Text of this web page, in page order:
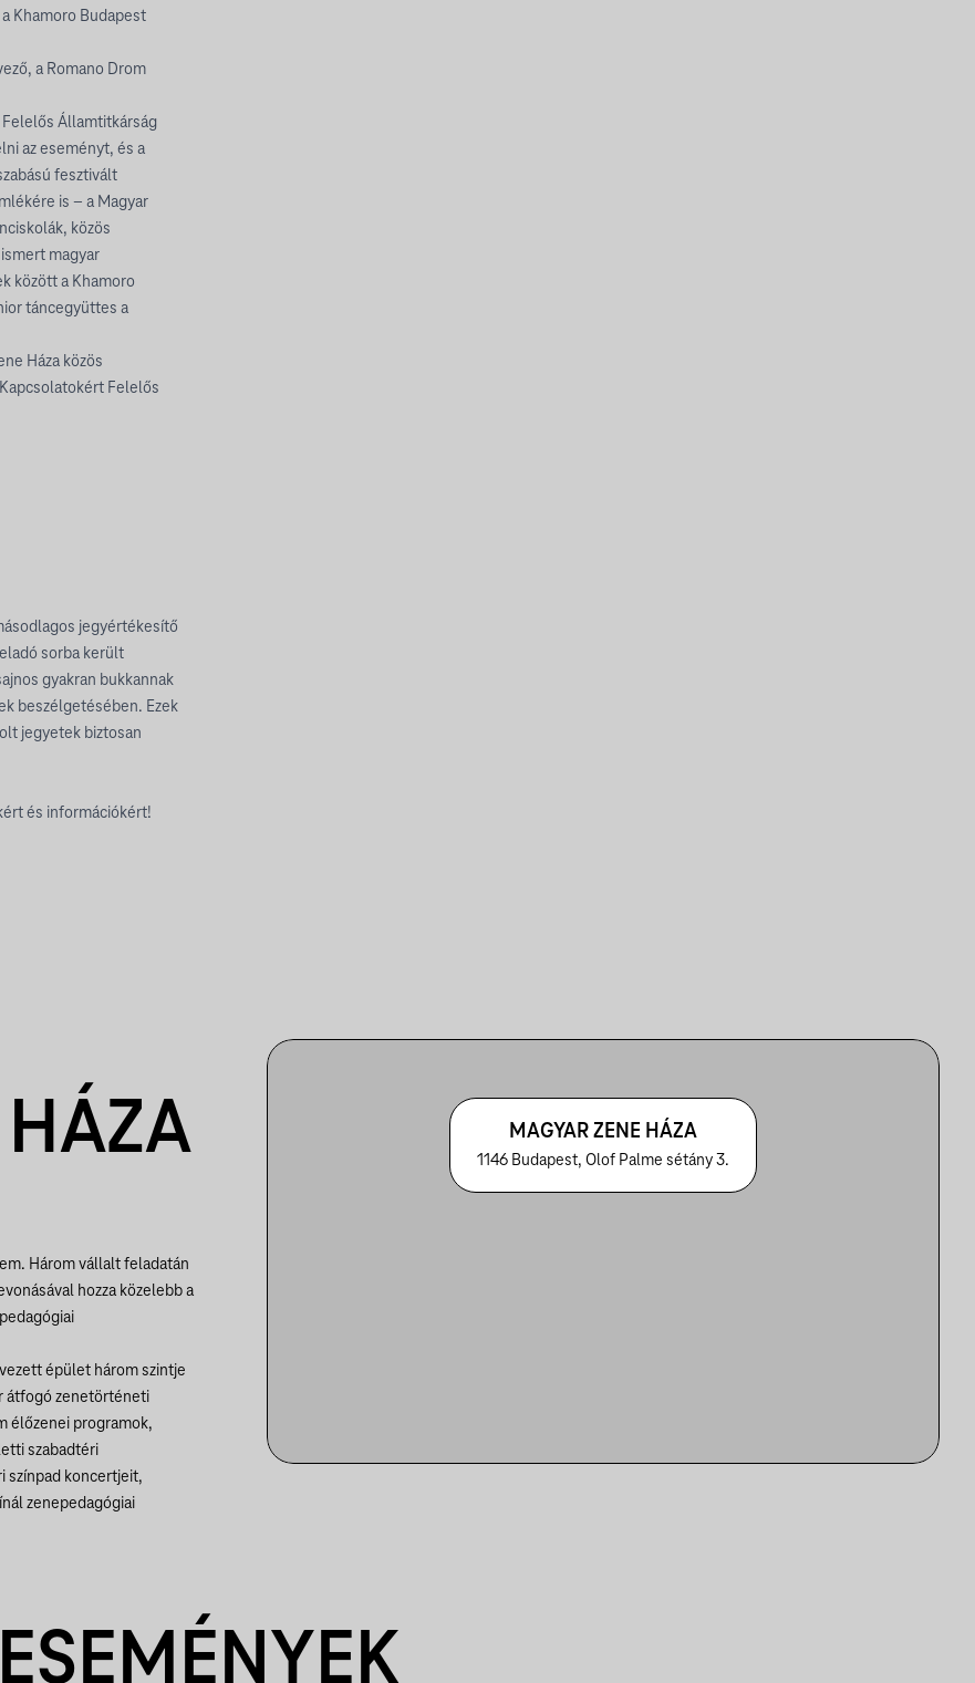
Khamoro Budapest
a Romano Drom
Államtitkárság
az eseményt, és a
fesztivált
is – a Magyar
közös
magyar
között a Khamoro
táncegyüttes a
Háza közös
Felelős
jegyértékesítő
sorba került
gyakran bukkannak
beszélgetésében. Ezek
jegyetek biztosan
és információkért!
Három vállalt feladatán
hozza közelebb a
épület három szintje
átfogó zenetörténeti
élőzenei programok,
szabadtéri
színpad koncertjeit,
zenepedagógiai
MAGYAR ZENE HÁZA
1146 Budapest, Olof Palme sétány 3.